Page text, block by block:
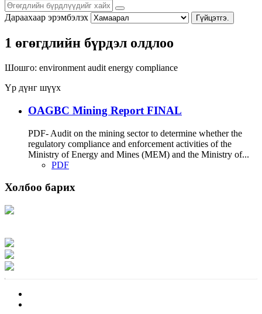
Дараахаар эрэмбэлэх Гүйцэтгэ.
1 өгөгдлийн бүрдэл олдлоо
Шошго: environment audit energy compliance
Үр дүнг шүүх
OAGBC Mining Report FINAL
PDF- Audit on the mining sector to determine whether the
regulatory compliance and enforcement activities of the
Ministry of Energy and Mines (MEM) and the Ministry of...
PDF
Холбоо барих